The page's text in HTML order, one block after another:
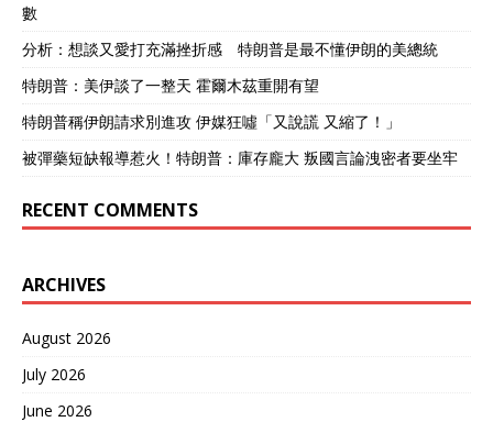
數
分析：想談又愛打充滿挫折感 特朗普是最不懂伊朗的美總統
特朗普：美伊談了一整天 霍爾木茲重開有望
特朗普稱伊朗請求別進攻 伊媒狂噓「又說謊 又縮了！」
被彈藥短缺報導惹火！特朗普：庫存龐大 叛國言論洩密者要坐牢
RECENT COMMENTS
ARCHIVES
August 2026
July 2026
June 2026